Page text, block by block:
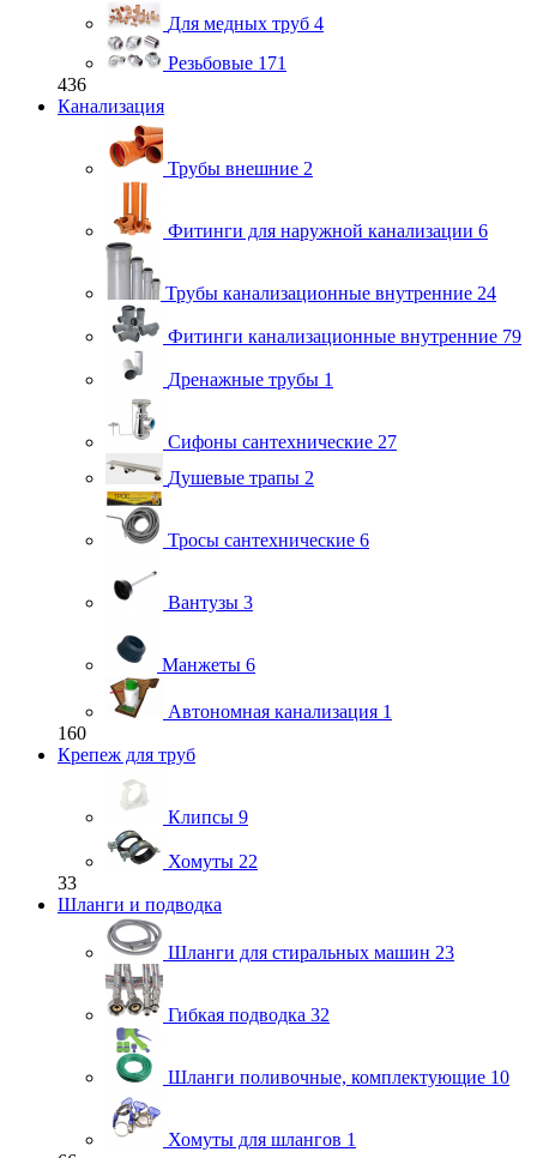
Для медных труб 4
Резьбовые 171
436
Канализация
Трубы внешние 2
Фитинги для наружной канализации 6
Трубы канализационные внутренние 24
Фитинги канализационные внутренние 79
Дренажные трубы 1
Сифоны сантехнические 27
Душевые трапы 2
Тросы сантехнические 6
Вантузы 3
Манжеты 6
Автономная канализация 1
160
Крепеж для труб
Клипсы 9
Хомуты 22
33
Шланги и подводка
Шланги для стиральных машин 23
Гибкая подводка 32
Шланги поливочные, комплектующие 10
Хомуты для шлангов 1